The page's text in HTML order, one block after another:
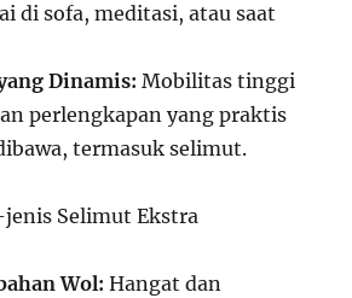
di sofa, meditasi, atau saat
Dinamis: Mobilitas tinggi
perlengkapan yang praktis
termasuk selimut.
jenis Selimut Ekstra
Wol: Hangat dan